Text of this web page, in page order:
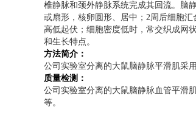
椎静脉和颈外静脉系统完成其回流。脑
或扇形，核卵圆形、居中； 2周后细胞汇
高低起伏；细胞密度低时，常交织成网
和生长特点。
方法简介：
公司实验室分离的大鼠脑静脉平滑肌采用
质量检测：
公司实验室分离的大鼠脑静脉血管平滑
等。